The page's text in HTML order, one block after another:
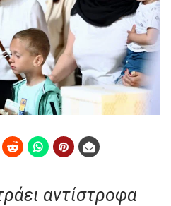
αντίστροφα